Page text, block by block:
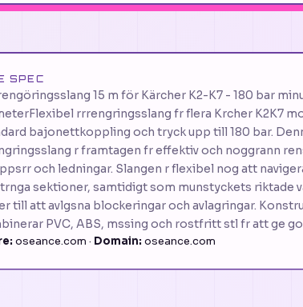
SPEC
15 m för Kärcher K2-K7 - 180 bar
rrrengringsslang fr flera Krcher K2K7
bajonettkoppling och tryck upp till 180 bar.
r framtagen fr effektiv och noggrann
och ledningar. Slangen r flexibel nog att
sektioner, samtidigt som munstyckets riktade
till att avlgsna blockeringar och avlagringar.
PVC, ABS, mssing och rostfritt stl fr att ge
oseance.com · Domain: oseance.com